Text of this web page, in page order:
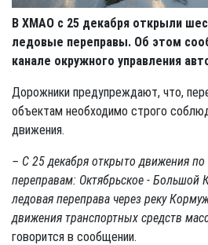
В ХМАО с 25 декабря открыли
ледовые переправы. Об этом
канале окружного управления
Дорожники предупреждают, что,
объектам необходимо строго
движения.
– С 25 декабря открыто движения
переправам: Октябрьское - Большой
ледовая переправа через реку
движения транспортных средств
говорится в сообщении.